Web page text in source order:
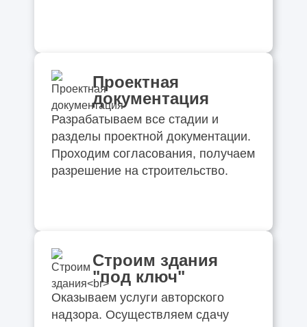
Проектная
документация
Разрабатываем все стадии и
разделы проектной документации.
Проходим согласования, получаем
разрешение на строительство.
Строим здания
"под ключ"
Оказываем услуги авторского
надзора. Осуществляем сдачу